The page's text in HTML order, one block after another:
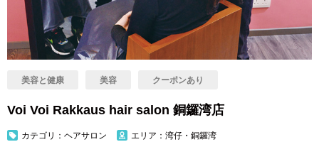
美容と健康 美容 クーポンあり
Voi Voi Rakkaus hair salon 銅鑼湾店
カテゴリ：ヘアサロン エリア：湾仔・銅鑼湾